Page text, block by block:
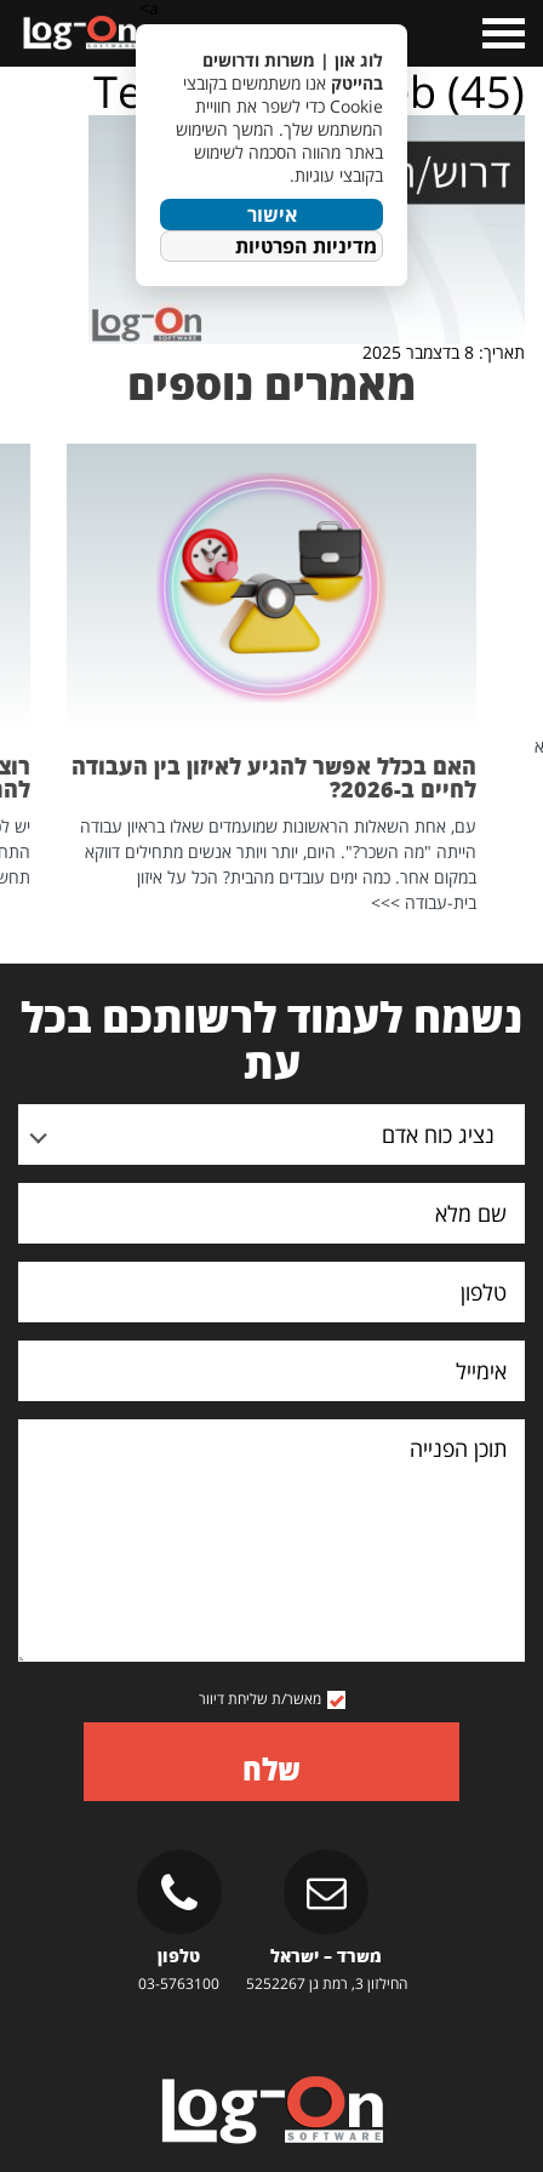
Menu
TempletJobsWeb (45)
תאריך: 8 בדצמבר 2025
מאמרים נוספים
האם בכלל אפשר להגיע לאיזון בין העבודה
לחיים ב-2026?
עם, אחת השאלות הראשונות שמועמדים שאלו בראיון עבודה
הייתה "מה השכר?". היום, יותר ויותר אנשים מתחילים דווקא
במקום אחר. כמה ימים עובדים מהבית? הכל על איזון
בית-עבודה >>>
יש
נשמח לעמוד לרשותכם בכל
עת
נציג כוח אדם
תוכן
הפנייה
מאשר/ת שליחת דיוור
שלח
משרד – ישראל
החילזון 3, רמת גן 5252267
טלפון
03-5763100
לוג און | משרות ודרושים
בהייטק אנו משתמשים בקובצי
Cookie כדי לשפר את חוויית
המשתמש שלך. המשך השימוש
באתר מהווה הסכמה לשימוש
בקובצי עוגיות.
אישור
מדיניות הפרטיות